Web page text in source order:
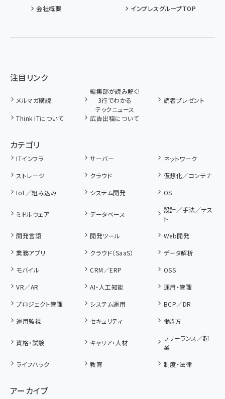
会社概要
インプレスグループTOP
注目リンク
メルマガ購読
編集部が読み解く!
3行でわかる
テックニュース
読者プレゼント
Think ITについて 広告出稿について
カテゴリ
ITインフラ サーバー
ネットワーク
ストレージ
クラウド
仮想化／コンテナ
IoT／組み込み
システム開発 OS
ミドルウェア データベース
設計／手法／テス
ト
開発言語
開発ツール
Web開発
業務アプリ
クラウド（SaaS）
データ解析
モバイル
CRM／ERP
OSS
VR／AR
AI・人工知能
運用・管理
プロジェクト管理
システム運用
BCP／DR
運用監視
セキュリティ 働き方
資格・試験 キャリア・人材
フリーランス／起
業
ライフハック
教育 制度・法律
アーカイブ